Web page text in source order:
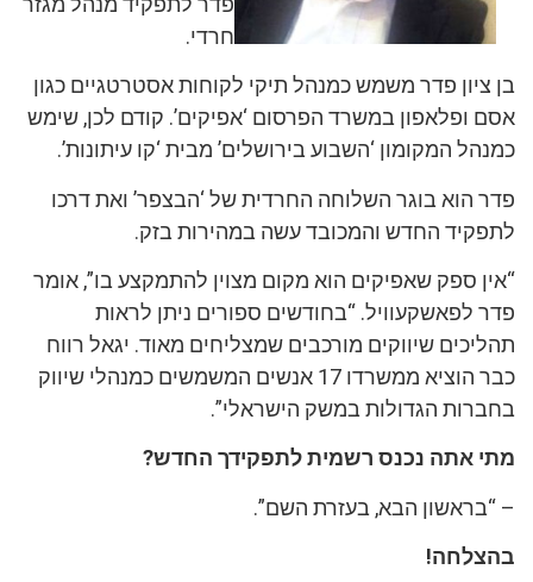
חרדי.
בן ציון פדר משמש כמנהל תיקי לקוחות אסטרטגיים כגון
אסם ופלאפון במשרד הפרסום ‘אפיקים’. קודם לכן, שימש
כמנהל המקומון ‘השבוע בירושלים’ מבית ‘קו עיתונות’.
פדר הוא בוגר השלוחה החרדית של ‘הבצפר’ ואת דרכו
לתפקיד החדש והמכובד עשה במהירות בזק.
“אין ספק שאפיקים הוא מקום מצוין להתמקצע בו”, אומר
פדר לפאשקעוויל. “בחודשים ספורים ניתן לראות
תהליכים שיווקים מורכבים שמצליחים מאוד. יגאל רווח
כבר הוציא ממשרדו 17 אנשים המשמשים כמנהלי שיווק
בחברות הגדולות במשק הישראלי”.
מתי אתה נכנס רשמית לתפקידך החדש?
– “בראשון הבא, בעזרת השם”.
בהצלחה!